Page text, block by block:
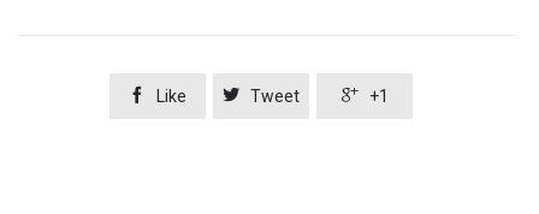
 Like  Tweet  +1